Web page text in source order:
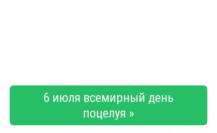
6 июля всемирный день
поцелуя »